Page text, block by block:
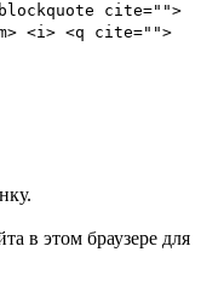
cite="">
<i> <q cite="">
в этом браузере для